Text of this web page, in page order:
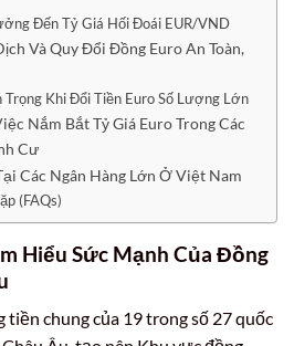
Đến Tỷ Giá Hối Đoái EUR/VND
Và Quy Đổi Đồng Euro An Toàn,
Trọng Khi Đổi Tiền Euro Số Lượng Lớn
Nắm Bắt Tỷ Giá Euro Trong Các
Cư
Các Ngân Hàng Lớn Ở Việt Nam
(FAQs)
Hiểu Sức Mạnh Của Đồng
tiền chung của 19 trong số 27 quốc